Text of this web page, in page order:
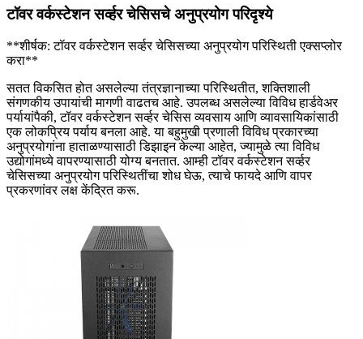
टॉवर वर्कस्टेशन सर्व्हर चेसिसचे अनुप्रयोग परिदृश्ये
**शीर्षक: टॉवर वर्कस्टेशन सर्व्हर चेसिसच्या अनुप्रयोग परिस्थिती एक्सप्लोर
करा**
सतत विकसित होत असलेल्या तंत्रज्ञानाच्या परिस्थितीत, शक्तिशाली
संगणकीय उपायांची मागणी वाढतच आहे. उपलब्ध असलेल्या विविध हार्डवेअर
पर्यायांपैकी, टॉवर वर्कस्टेशन सर्व्हर चेसिस व्यवसाय आणि व्यावसायिकांसाठी
एक लोकप्रिय पर्याय बनला आहे. या बहुमुखी प्रणाली विविध प्रकारच्या
अनुप्रयोगांना हाताळण्यासाठी डिझाइन केल्या आहेत, ज्यामुळे त्या विविध
उद्योगांमध्ये वापरण्यासाठी योग्य बनतात. आम्ही टॉवर वर्कस्टेशन सर्व्हर
चेसिसच्या अनुप्रयोग परिस्थितींचा शोध घेऊ, त्याचे फायदे आणि वापर
प्रकरणांवर लक्ष केंद्रित करू.